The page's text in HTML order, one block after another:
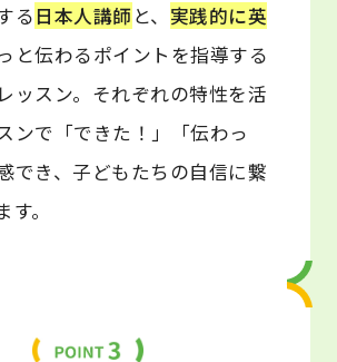
る 日本人講師と、 実践的に英
と伝わるポイントを指導する
レッスン。それぞれの特性を活
ンで「できた！」「伝わっ
でき、子どもたちの自信に繋
。